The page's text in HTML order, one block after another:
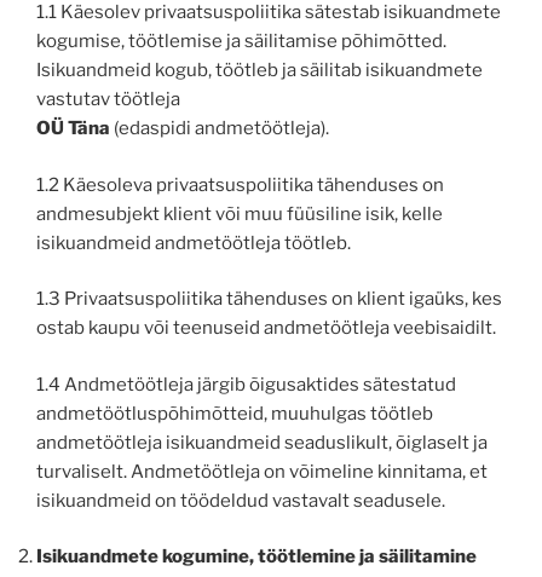
1.1 Käesolev privaatsuspoliitika sätestab isikuandmete
kogumise, töötlemise ja säilitamise põhimõtted.
Isikuandmeid kogub, töötleb ja säilitab isikuandmete
vastutav töötleja
OÜ Täna (edaspidi andmetöötleja).
1.2 Käesoleva privaatsuspoliitika tähenduses on
andmesubjekt klient või muu füüsiline isik, kelle
isikuandmeid andmetöötleja töötleb.
1.3 Privaatsuspoliitika tähenduses on klient igaüks, kes
ostab kaupu või teenuseid andmetöötleja veebisaidilt.
1.4 Andmetöötleja järgib õigusaktides sätestatud
andmetöötluspõhimõtteid, muuhulgas töötleb
andmetöötleja isikuandmeid seaduslikult, õiglaselt ja
turvaliselt. Andmetöötleja on võimeline kinnitama, et
isikuandmeid on töödeldud vastavalt seadusele.
Isikuandmete kogumine, töötlemine ja säilitamine